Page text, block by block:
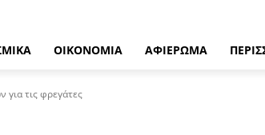
ΟΙΚΟΝΟΜΊΑ ΑΦΙΈΡΩΜΑ
για τις φρεγάτες